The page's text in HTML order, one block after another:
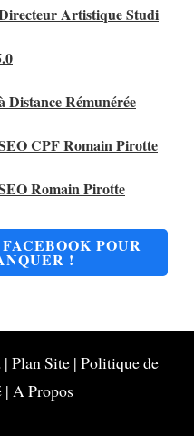
Artistique Studi
Distance Rémunérée
CPF Romain Pirotte
Romain Pirotte
POUR
!
| Plan Site | Politique de
| A Propos